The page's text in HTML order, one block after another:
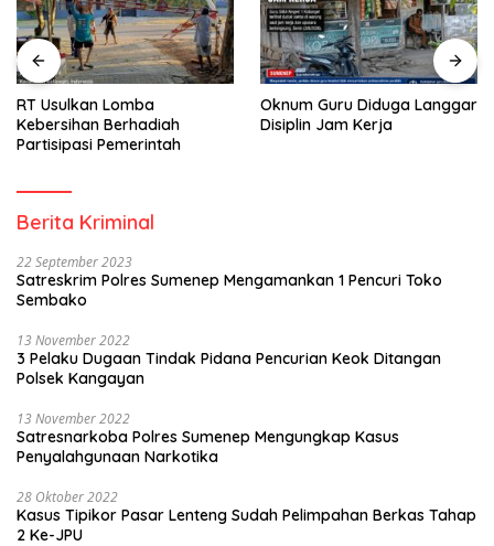
RT Usulkan Lomba
Kebersihan Berhadiah
Partisipasi Pemerintah
Oknum Guru Diduga Langgar
Disiplin Jam Kerja
Berita Kriminal
22 September 2023
Satreskrim Polres Sumenep Mengamankan 1 Pencuri Toko
Sembako
13 November 2022
3 Pelaku Dugaan Tindak Pidana Pencurian Keok Ditangan
Polsek Kangayan
13 November 2022
Satresnarkoba Polres Sumenep Mengungkap Kasus
Penyalahgunaan Narkotika
28 Oktober 2022
Kasus Tipikor Pasar Lenteng Sudah Pelimpahan Berkas Tahap
2 Ke-JPU